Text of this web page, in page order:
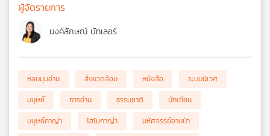
ผู้จัดรายการ
นงค์ลักษณ์ บัทเลอร์
หลบมุมอ่าน สิ่งแวดล้อม หนังสือ
ระบบนิเวศ
มนุษย์
การอ่าน ธรรมชาติ
นักเขียน
มนุษย์กาญ่า
โฮโมกาญ่า
มหัศจรรย์อาบป่า